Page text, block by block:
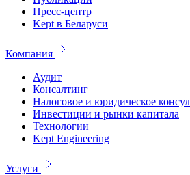
Пресс-центр
Kept в Беларуси
Компания
Аудит
Консалтинг
Налоговое и юридическое
Инвестиции и рынки капитала
Технологии
Kept Engineering
Услуги